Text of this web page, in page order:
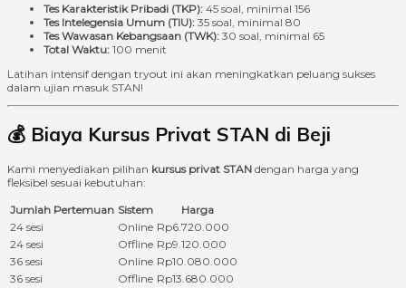
Tes Karakteristik Pribadi (TKP): 45 soal, minimal 156
Tes Intelegensia Umum (TIU): 35 soal, minimal 80
Tes Wawasan Kebangsaan (TWK): 30 soal, minimal 65
Total Waktu: 100 menit
Latihan intensif dengan tryout ini akan meningkatkan peluang sukses
dalam ujian masuk STAN!
💰 Biaya Kursus Privat STAN di Beji
Kami menyediakan pilihan kursus privat STAN dengan harga yang
fleksibel sesuai kebutuhan:
Jumlah Pertemuan Sistem
Harga
24 sesi
Online Rp6.720.000
24 sesi
Offline Rp9.120.000
36 sesi
Online Rp10.080.000
36 sesi
Offline Rp13.680.000